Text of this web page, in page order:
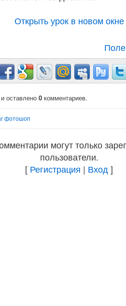
Открыть урок в новом окне
оставлено 0 комментариев.
фотошоп
могут только
пользователи.
[ Регистрация | Вход ]